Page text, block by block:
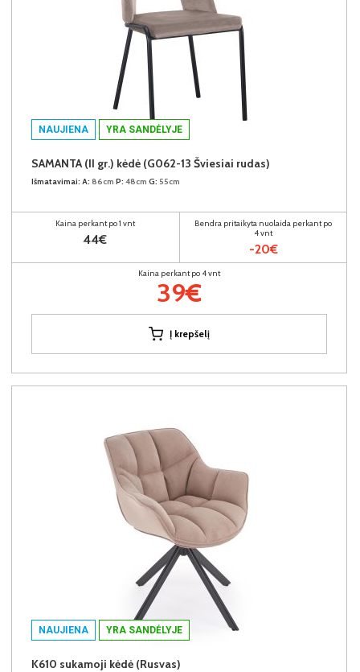
NAUJIENA YRA SANDĖLYJE
SAMANTA (II gr.) kėdė (G062-13 Šviesiai rudas)
Išmatavimai: A: 86cm P: 48cm G: 55cm
Kaina perkant po 1 vnt
44€
Bendra pritaikyta nuolaida perkant po
4 vnt
-20€
Kaina perkant po 4 vnt
39€
Į krepšelį
NAUJIENA YRA SANDĖLYJE
K610 sukamoji kėdė (Rusvas)